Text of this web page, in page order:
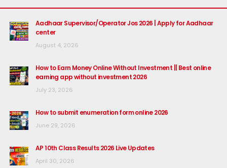
Aadhaar Supervisor/Operator Jos 2026 | Apply for Aadhaar
center
August 4, 2026
How to Earn Money Online Without Investment || Best online
earning app without investment 2026
July 23, 2026
How to submit enumeration form online 2026
June 29, 2026
AP 10th Class Results 2026 Live Updates
April 30, 2026